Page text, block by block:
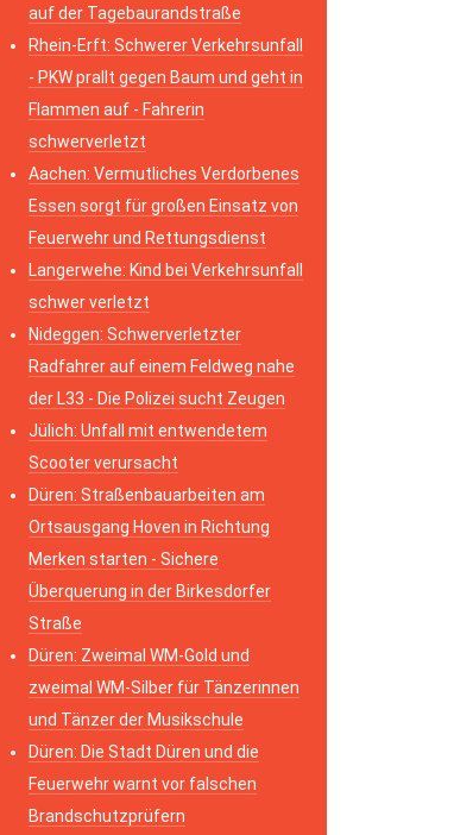
auf der Tagebaurandstraße
Rhein-Erft: Schwerer Verkehrsunfall
- PKW prallt gegen Baum und geht in
Flammen auf - Fahrerin
schwerverletzt
Aachen: Vermutliches Verdorbenes
Essen sorgt für großen Einsatz von
Feuerwehr und Rettungsdienst
Langerwehe: Kind bei Verkehrsunfall
schwer verletzt
Nideggen: Schwerverletzter
Radfahrer auf einem Feldweg nahe
der L33 - Die Polizei sucht Zeugen
Jülich: Unfall mit entwendetem
Scooter verursacht
Düren: Straßenbauarbeiten am
Ortsausgang Hoven in Richtung
Merken starten - Sichere
Überquerung in der Birkesdorfer
Straße
Düren: Zweimal WM-Gold und
zweimal WM-Silber für Tänzerinnen
und Tänzer der Musikschule
Düren: Die Stadt Düren und die
Feuerwehr warnt vor falschen
Brandschutzprüfern